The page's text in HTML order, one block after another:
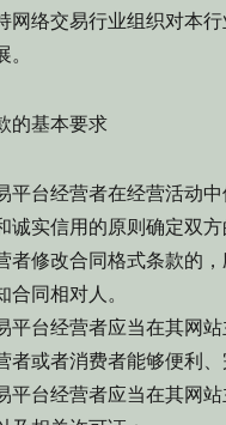
络交易行业组织对本
的基本要求
台经营者在经营活动
诚实信用的原则确定双方
修改合同格式条款的，
同相对人。
台经营者应当在其网
者或者消费者能够便利、
台经营者应当在其网站